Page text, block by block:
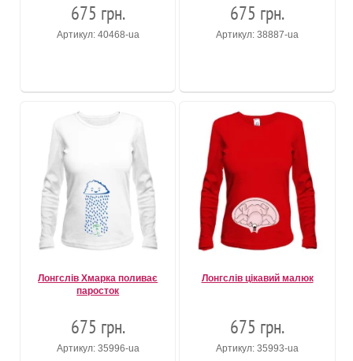
675 грн.
Артикул: 40468-ua
675 грн.
Артикул: 38887-ua
Лонгслів Хмарка поливає
паросток
675 грн.
Артикул: 35996-ua
Лонгслів цікавий малюк
675 грн.
Артикул: 35993-ua